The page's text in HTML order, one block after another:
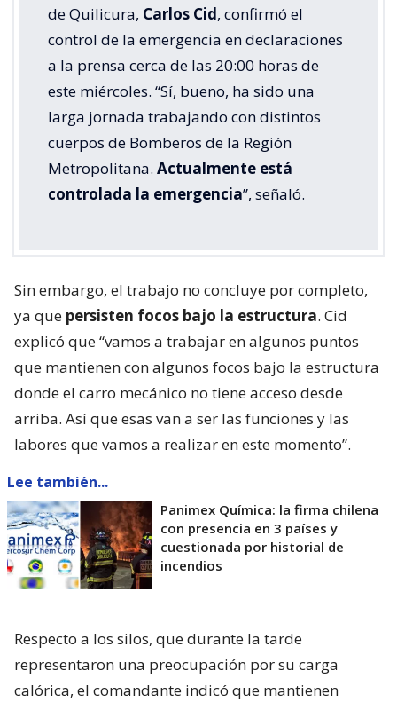
de Quilicura, Carlos Cid, confirmó el
control de la emergencia en declaraciones
a la prensa cerca de las 20:00 horas de
este miércoles. “Sí, bueno, ha sido una
larga jornada trabajando con distintos
cuerpos de Bomberos de la Región
Metropolitana. Actualmente está
controlada la emergencia”, señaló.
Sin embargo, el trabajo no concluye por completo,
ya que persisten focos bajo la estructura. Cid
explicó que “vamos a trabajar en algunos puntos
que mantienen con algunos focos bajo la estructura
donde el carro mecánico no tiene acceso desde
arriba. Así que esas van a ser las funciones y las
labores que vamos a realizar en este momento”.
Lee también...
Panimex Química: la firma chilena
con presencia en 3 países y
cuestionada por historial de
incendios
Respecto a los silos, que durante la tarde
representaron una preocupación por su carga
calórica, el comandante indicó que mantienen